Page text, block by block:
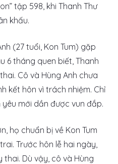
tập 598, khi Thanh Thư
khấu.
(27 tuổi, Kon Tum) gặp
6 tháng quen biết, Thanh
Cô và Hùng Anh chưa
kết hôn vì trách nhiệm. Chỉ
mới dần được vun đắp.
họ chuẩn bị về Kon Tum
Trước hôn lễ hai ngày,
thai. Dù vậy, cô và Hùng